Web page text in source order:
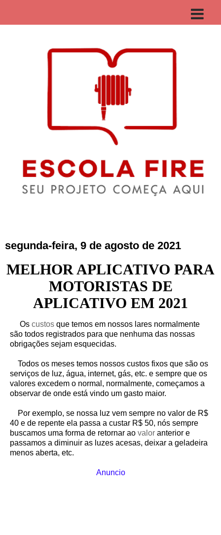
segunda-feira, 9 de agosto de 2021
MELHOR APLICATIVO PARA
MOTORISTAS DE
APLICATIVO EM 2021
Os custos que temos em nossos lares normalmente
são todos registrados para que nenhuma das nossas
obrigações sejam esquecidas.
Todos os meses temos nossos custos fixos que são os
serviços de luz, água, internet, gás, etc. e sempre que os
valores excedem o normal, normalmente, começamos a
observar de onde está vindo um gasto maior.
Por exemplo, se nossa luz vem sempre no valor de R$
40 e de repente ela passa a custar R$ 50, nós sempre
buscamos uma forma de retornar ao valor anterior e
passamos a diminuir as luzes acesas, deixar a geladeira
menos aberta, etc.
Anuncio